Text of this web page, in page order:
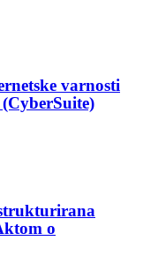
varnosti
o